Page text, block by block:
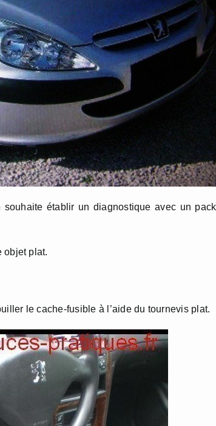
établir un diagnostique avec un
objet plat.
le cache-fusible à l’aide du tournevis plat.